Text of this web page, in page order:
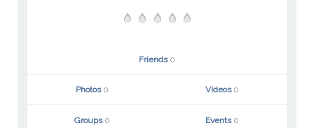
Friends 0
Photos 0 Videos 0
Groups 0 Events 0